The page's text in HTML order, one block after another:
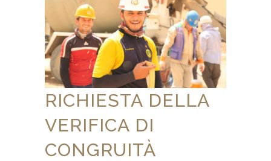
RICHIESTA DELLA
VERIFICA DI
CONGRUITÀ